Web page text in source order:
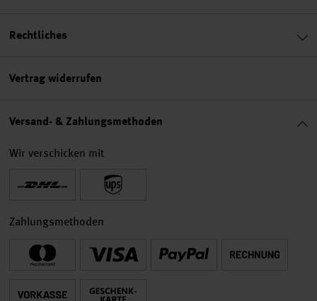
Rechtliches
Vertrag widerrufen
Versand- & Zahlungsmethoden
Wir verschicken mit
Zahlungsmethoden